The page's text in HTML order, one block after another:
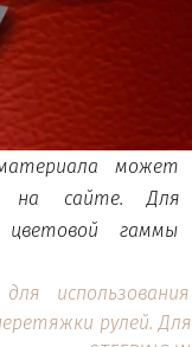
может
на сайте.
цветовой
рулей.